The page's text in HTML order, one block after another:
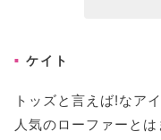
ケイト
トッズと言えば!なア
人気のローファーと